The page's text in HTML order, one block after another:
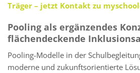
Träger – jetzt Kontakt zu
Pooling als ergänzendes
flächendeckende
Pooling-Modelle in der
moderne und zukunftsorientierte